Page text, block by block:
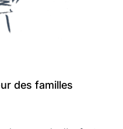
des familles